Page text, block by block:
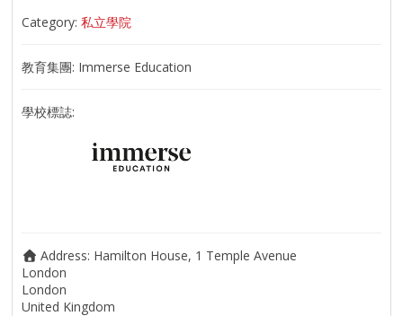
Category:私立學院
教育集團: Immerse Education
學校標誌:
Address: Hamilton House, 1 Temple Avenue
London
London
United Kingdom